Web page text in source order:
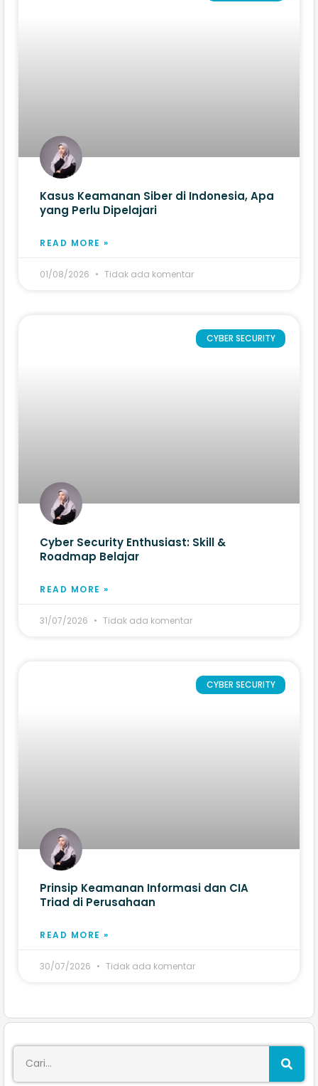
Kasus Keamanan Siber di Indonesia, Apa
yang Perlu Dipelajari
READ MORE »
01/08/2026 Tidak ada komentar
CYBER SECURITY
Cyber Security Enthusiast: Skill &
Roadmap Belajar
READ MORE »
31/07/2026 Tidak ada komentar
CYBER SECURITY
Prinsip Keamanan Informasi dan CIA
Triad di Perusahaan
READ MORE »
30/07/2026 Tidak ada komentar